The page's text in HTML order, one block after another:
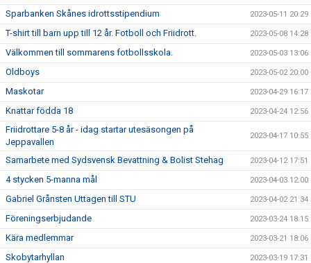
Sparbanken Skånes idrottsstipendium 2023-05-11 20:29
T-shirt till barn upp till 12 år. Fotboll och Friidrott. 2023-05-08 14:28
Välkommen till sommarens fotbollsskola. 2023-05-03 13:06
Oldboys 2023-05-02 20:00
Maskotar 2023-04-29 16:17
Knattar födda 18 2023-04-24 12:56
Friidrottare 5-8 år - idag startar utesäsongen på
Jeppavallen
2023-04-17 10:55
Samarbete med Sydsvensk Bevattning & Bolist Stehag 2023-04-12 17:51
4 stycken 5-manna mål 2023-04-03 12:00
Gabriel Grånsten Uttagen till STU 2023-04-02 21:34
Föreningserbjudande 2023-03-24 18:15
Kära medlemmar 2023-03-21 18:06
Skobytarhyllan 2023-03-19 17:31